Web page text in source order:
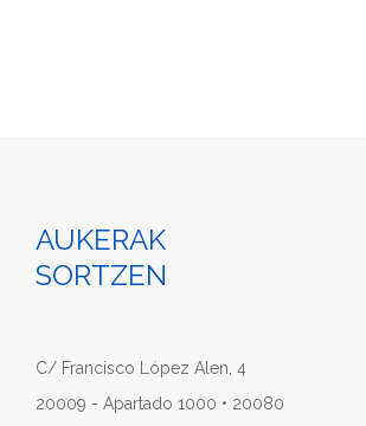
AUKERAK
SORTZEN
C/ Francisco López Alen, 4
20009 - Apartado 1000 • 20080